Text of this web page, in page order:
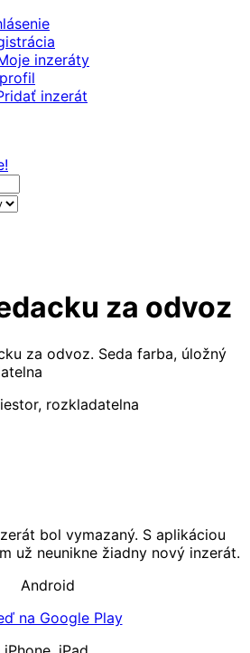
inzeráty
inzerát
za odvoz
rozkladatelna
bol vymazaný. S aplikáciou
už neunikne žiadny nový inzerát.
Android